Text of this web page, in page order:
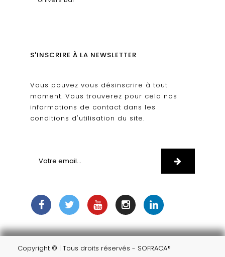
S'INSCRIRE À LA NEWSLETTER
Vous pouvez vous désinscrire à tout
moment. Vous trouverez pour cela nos
informations de contact dans les
conditions d'utilisation du site.
Copyright © | Tous droits réservés - SOFRACA®